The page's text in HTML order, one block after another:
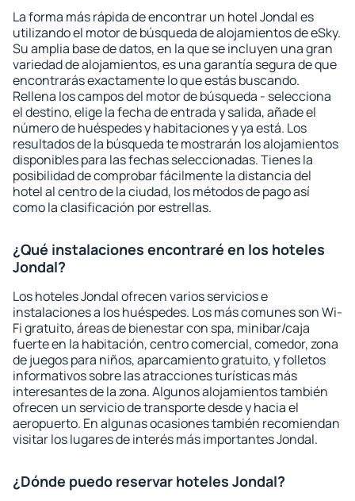
La forma más rápida de encontrar un hotel Jondal es
utilizando el motor de búsqueda de alojamientos de eSky.
Su amplia base de datos, en la que se incluyen una gran
variedad de alojamientos, es una garantía segura de que
encontrarás exactamente lo que estás buscando.
Rellena los campos del motor de búsqueda - selecciona
el destino, elige la fecha de entrada y salida, añade el
número de huéspedes y habitaciones y ya está. Los
resultados de la búsqueda te mostrarán los alojamientos
disponibles para las fechas seleccionadas. Tienes la
posibilidad de comprobar fácilmente la distancia del
hotel al centro de la ciudad, los métodos de pago así
como la clasificación por estrellas.
¿Qué instalaciones encontraré en los hoteles
Jondal?
Los hoteles Jondal ofrecen varios servicios e
instalaciones a los huéspedes. Los más comunes son Wi-
Fi gratuito, áreas de bienestar con spa, minibar/caja
fuerte en la habitación, centro comercial, comedor, zona
de juegos para niños, aparcamiento gratuito, y folletos
informativos sobre las atracciones turísticas más
interesantes de la zona. Algunos alojamientos también
ofrecen un servicio de transporte desde y hacia el
aeropuerto. En algunas ocasiones también recomiendan
visitar los lugares de interés más importantes Jondal.
¿Dónde puedo reservar hoteles Jondal?